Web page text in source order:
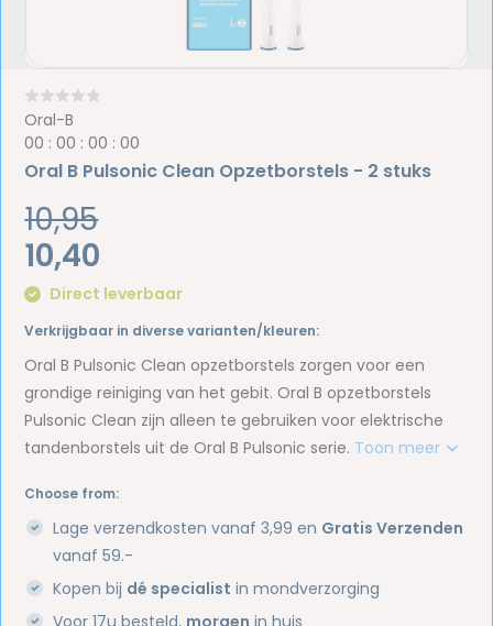
Oral-B
00 :00 :00 :00
Oral B Pulsonic Clean Opzetborstels - 2 stuks
10,95
10,40
Direct leverbaar
Verkrijgbaar in diverse varianten/kleuren:
Oral B Pulsonic Clean opzetborstels zorgen voor een
grondige reiniging van het gebit. Oral B opzetborstels
Pulsonic Clean zijn alleen te gebruiken voor elektrische
tandenborstels uit de Oral B Pulsonic serie. Toon meer
Choose from:
Lage verzendkosten vanaf 3,99 en Gratis Verzenden
vanaf 59.-
Kopen bij dé specialist in mondverzorging
Voor 17u besteld, morgen in huis